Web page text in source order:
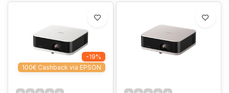
-19%
100€ Cashback via EPSON